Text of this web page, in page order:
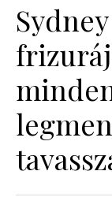
SZÉPSÉG
PSZICHÉ
ÉLETMÓD